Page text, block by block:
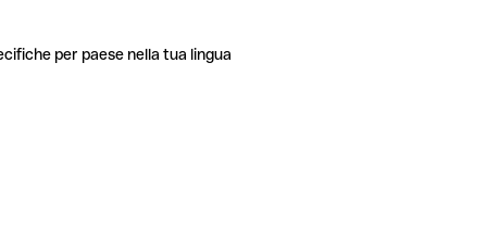
per paese nella tua lingua